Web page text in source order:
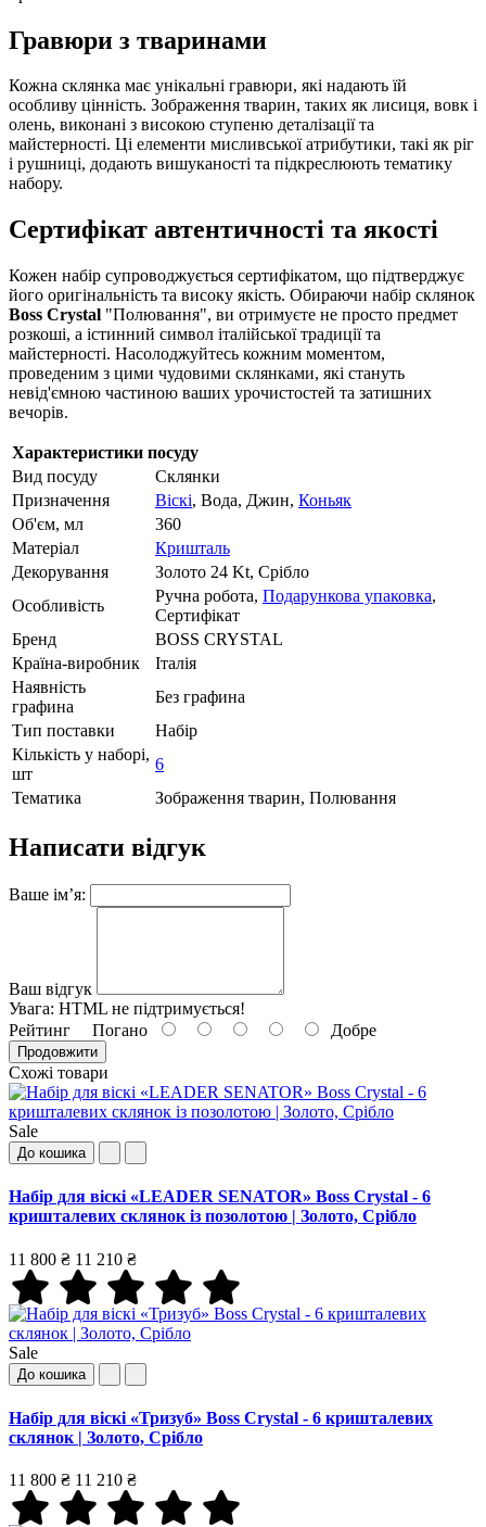
Гравюри з тваринами
Кожна склянка має унікальні гравюри, які надають їй
особливу цінність. Зображення тварин, таких як лисиця, вовк і
олень, виконані з високою ступеню деталізації та
майстерності. Ці елементи мисливської атрибутики, такі як ріг
і рушниці, додають вишуканості та підкреслюють тематику
набору.
Сертифікат автентичності та якості
Кожен набір супроводжується сертифікатом, що підтверджує
його оригінальність та високу якість. Обираючи набір склянок
Boss Crystal "Полювання", ви отримуєте не просто предмет
розкоші, а істинний символ італійської традиції та
майстерності. Насолоджуйтесь кожним моментом,
проведеним з цими чудовими склянками, які стануть
невід'ємною частиною ваших урочистостей та затишних
вечорів.
Характеристики посуду
Вид посуду
Склянки
Призначення
Віскі, Вода, Джин, Коньяк
Об'єм, мл
360
Матеріал
Кришталь
Декорування
Золото 24 Kt, Срібло
Особливість
Ручна робота, Подарункова упаковка,
Сертифікат
Бренд
BOSS CRYSTAL
Країна-виробник
Італія
Наявність
графина
Без графина
Тип поставки
Набір
Кількість у наборі,
шт
6
Тематика
Зображення тварин, Полювання
Написати відгук
Ваше ім’я:
Ваш відгук
Увага: HTML не підтримується!
Рейтинг Погано Добре
Продовжити
Схожі товари
Sale
До кошика
Набір для віскі «LEADER SENATOR» Boss Crystal - 6
кришталевих склянок із позолотою | Золото, Срібло
11 800 ₴ 11 210 ₴
Sale
До кошика
Набір для віскі «Тризуб» Boss Crystal - 6 кришталевих
склянок | Золото, Срібло
11 800 ₴ 11 210 ₴